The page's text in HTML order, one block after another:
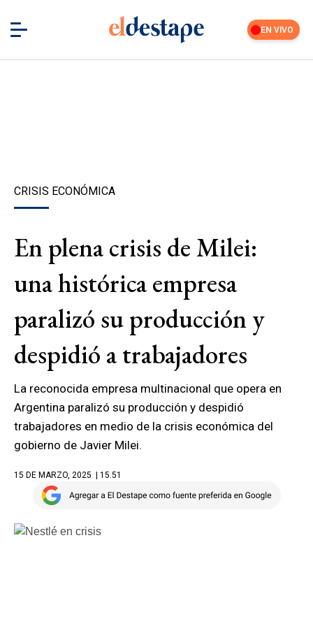
EN VIVO
CRISIS ECONÓMICA
En plena crisis de Milei:
una histórica empresa
paralizó su producción y
despidió a trabajadores
La reconocida empresa multinacional que opera en
Argentina paralizó su producción y despidió
trabajadores en medio de la crisis económica del
gobierno de Javier Milei.
15 DE MARZO, 2025 | 15.51